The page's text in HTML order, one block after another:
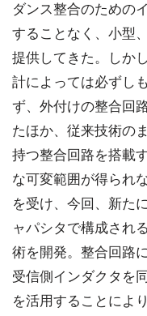
ダンス整合のための
することなく、小型
提供してきた。しか
計によっては必ずし
ず、外付けの整合回
たほか、従来技術の
持つ整合回路を搭載
な可変範囲が得られ
を受け、今回、新た
ャパシタで構成され
術を開発。整合回路
受信側インダクタを
を活用することによ